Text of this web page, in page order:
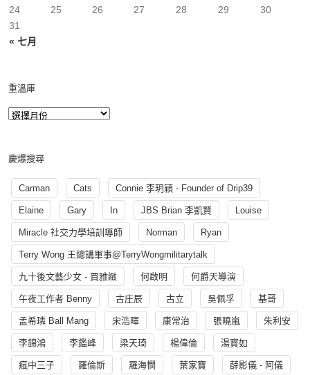
« 七月
24
25 26 27 28 29
30
31
重溫庫
慶爆搜尋
Carman Cats Connie 李玥穎 - Founder of Drip39
Elaine Gary In JBS Brian 李凱賢 Louise
Miracle 社交力學培訓導師 Norman Ryan
Terry Wong 王總講軍事@TerryWongmilitarytalk
九十後文藝少女 - 賈雅緻 何啟明 何爵天導演
午夜工作者 Benny 古庄辰 古立 吳佩孚 基哥
孟希璘 Ball Mang 宋浩暉 康常治 張曉嵐 朱利安
李錦鴻 李鑑峰 梁天琦 楊偉倫 湯寳如
瘋中三子 羅倫斯 羅海憫 葉家寶 薛影儀 - 阿儀